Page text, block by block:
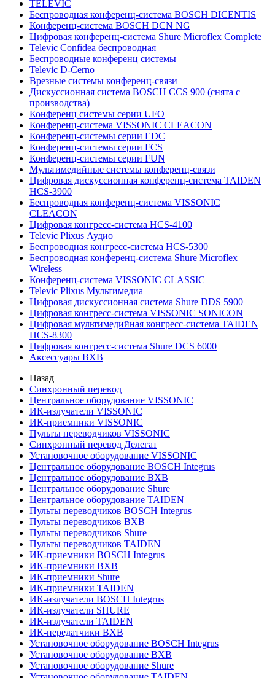
TELEVIC
Беспроводная конференц-система BOSCH DICENTIS
Конференц-система BOSCH DCN NG
Цифровая конференц-система Shure Microflex Complete
Televic Confidea беспроводная
Беспроводные конференц системы
Televic D-Cerno
Врезные системы конференц-связи
Дискуссионная система BOSCH CCS 900 (снята с
производства)
Конференц системы серии UFO
Конференц-система VISSONIC CLEACON
Конференц-системы серии EDC
Конференц-системы серии FCS
Конференц-системы серии FUN
Мультимедийные системы конференц-связи
Цифровая дискуссионная конференц-система TAIDEN
HCS-3900
Беспроводная конференц-система VISSONIC
CLEACON
Цифровая конгресс-система HCS-4100
Televic Plixus Аудио
Беспроводная конгресс-система HCS-5300
Беспроводная конференц-система Shure Microflex
Wireless
Конференц-система VISSONIC CLASSIC
Televic Plixus Мультимедиа
Цифровая дискуссионная система Shure DDS 5900
Цифровая конгресс-система VISSONIC SONICON
Цифровая мультимедийная конгресс-система TAIDEN
HCS-8300
Цифровая конгресс-система Shure DCS 6000
Аксессуары BXB
Назад
Синхронный перевод
Центральное оборудование VISSONIC
ИК-излучатели VISSONIC
ИК-приемники VISSONIC
Пульты переводчиков VISSONIC
Синхронный перевод Делегат
Установочное оборудование VISSONIC
Центральное оборудование BOSCH Integrus
Центральное оборудование BXB
Центральное оборудование Shure
Центральное оборудование TAIDEN
Пульты переводчиков BOSCH Integrus
Пульты переводчиков BXB
Пульты переводчиков Shure
Пульты переводчиков TAIDEN
ИК-приемники BOSCH Integrus
ИК-приемники BXB
ИК-приемники Shure
ИК-приемники TAIDEN
ИК-излучатели BOSCH Integrus
ИК-излучатели SHURE
ИК-излучатели TAIDEN
ИК-передатчики BXB
Установочное оборудование BOSCH Integrus
Установочное оборудование BXB
Установочное оборудование Shure